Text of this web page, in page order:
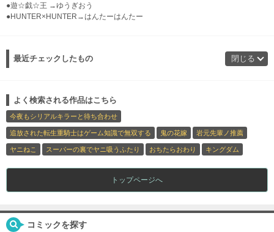
●遊☆戯☆王 →ゆうぎおう
●HUNTER×HUNTER→はんたーはんたー
最近チェックしたもの 閉じる
よく検索される作品はこちら
今夜もシリアルキラーと待ち合わせ
追放された転生重騎士はゲーム知識で無双する 鬼の花嫁 岩元先輩ノ推薦
ヤニねこ スーパーの裏でヤニ吸うふたり おちたらおわり キングダム
トップページへ
コミックを探す